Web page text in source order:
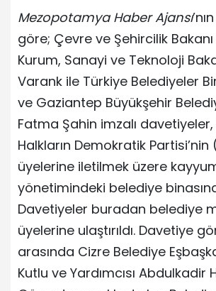
Mezopotamya Haber Ajansı
göre; Çevre ve Şehircilik
Kurum, Sanayi ve Teknoloji
Varank ile Türkiye Belediyeler
ve Gaziantep Büyükşehir
Fatma Şahin imzalı
Halkların Demokratik Partisi’nin
üyelerine iletilmek üzere
yönetimindeki belediye
Davetiyeler buradan belediye
üyelerine ulaştırıldı. Davetiye
arasında Cizre Belediye
Kutlu ve Yardımcısı Abdulkadir